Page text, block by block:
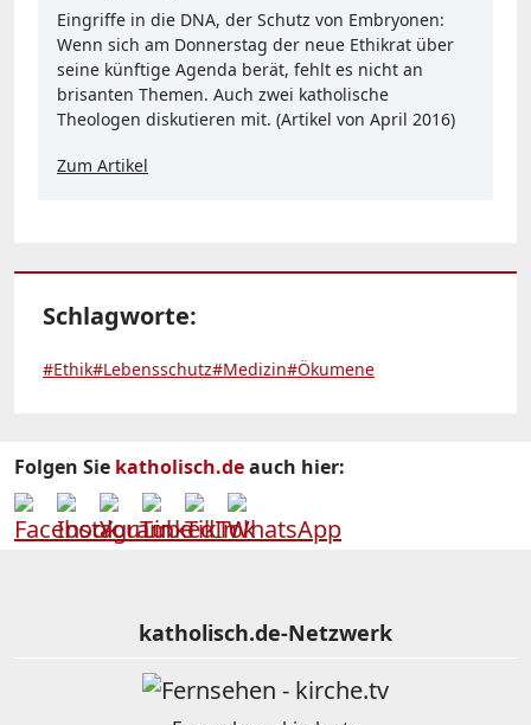
Eingriffe in die DNA, der Schutz von Embryonen:
Wenn sich am Donnerstag der neue Ethikrat über
seine künftige Agenda berät, fehlt es nicht an
brisanten Themen. Auch zwei katholische
Theologen diskutieren mit. (Artikel von April 2016)
Zum Artikel
Schlagworte:
#Ethik#Lebensschutz#Medizin#Ökumene
Folgen Sie katholisch.deauch hier:
katholisch.de-Netzwerk